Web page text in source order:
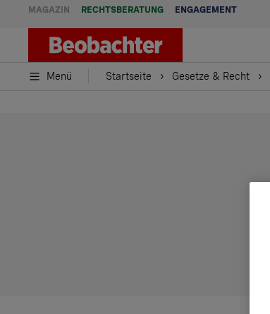
MAGAZIN RECHTSBERATUNG ENGAGEMENT
Menü Startseite Gesetze & Recht